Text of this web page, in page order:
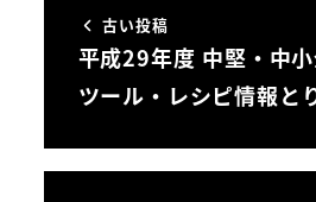
古い投稿
平成29年度 中堅・中
ツール・レシピ情報と